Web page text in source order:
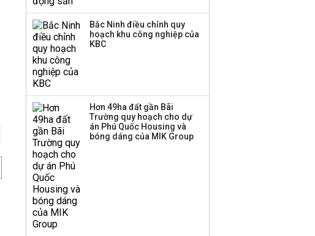
Bắc Ninh điều chỉnh quy
hoạch khu công nghiệp của
KBC
Hơn 49ha đất gần Bãi
Trường quy hoạch cho dự
án Phú Quốc Housing và
bóng dáng của MIK Group